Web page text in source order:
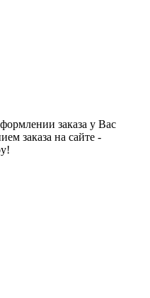
заказа у Вас
заказа на сайте -